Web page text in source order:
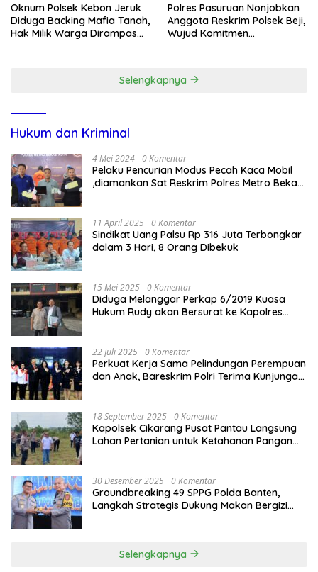
Oknum Polsek Kebon Jeruk
Diduga Backing Mafia Tanah,
Hak Milik Warga Dirampas
Polres Pasuruan Nonjobkan
Anggota Reskrim Polsek Beji,
Wujud Komitmen
Selengkapnya
Hukum dan Kriminal
4 Mei 2024 0 Komentar
Pelaku Pencurian Modus Pecah Kaca Mobil
,diamankan Sat Reskrim Polres Metro Bekasi
11 April 2025 0 Komentar
Sindikat Uang Palsu Rp 316 Juta Terbongkar
dalam 3 Hari, 8 Orang Dibekuk
15 Mei 2025 0 Komentar
Diduga Melanggar Perkap 6/2019 Kuasa
Hukum Rudy akan Bersurat ke Kapolres
22 Juli 2025 0 Komentar
Perkuat Kerja Sama Pelindungan Perempuan
dan Anak, Bareskrim Polri Terima Kunjungan
18 September 2025 0 Komentar
Kapolsek Cikarang Pusat Pantau Langsung
Lahan Pertanian untuk Ketahanan Pangan
30 Desember 2025 0 Komentar
Groundbreaking 49 SPPG Polda Banten,
Langkah Strategis Dukung Makan Bergizi
Selengkapnya